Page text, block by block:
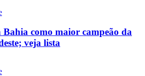
como maior campeão da
veja lista